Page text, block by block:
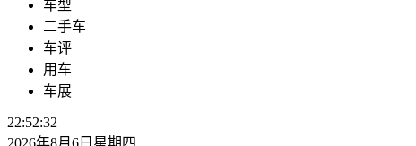
车型
二手车
车评
用车
车展
22:52:32